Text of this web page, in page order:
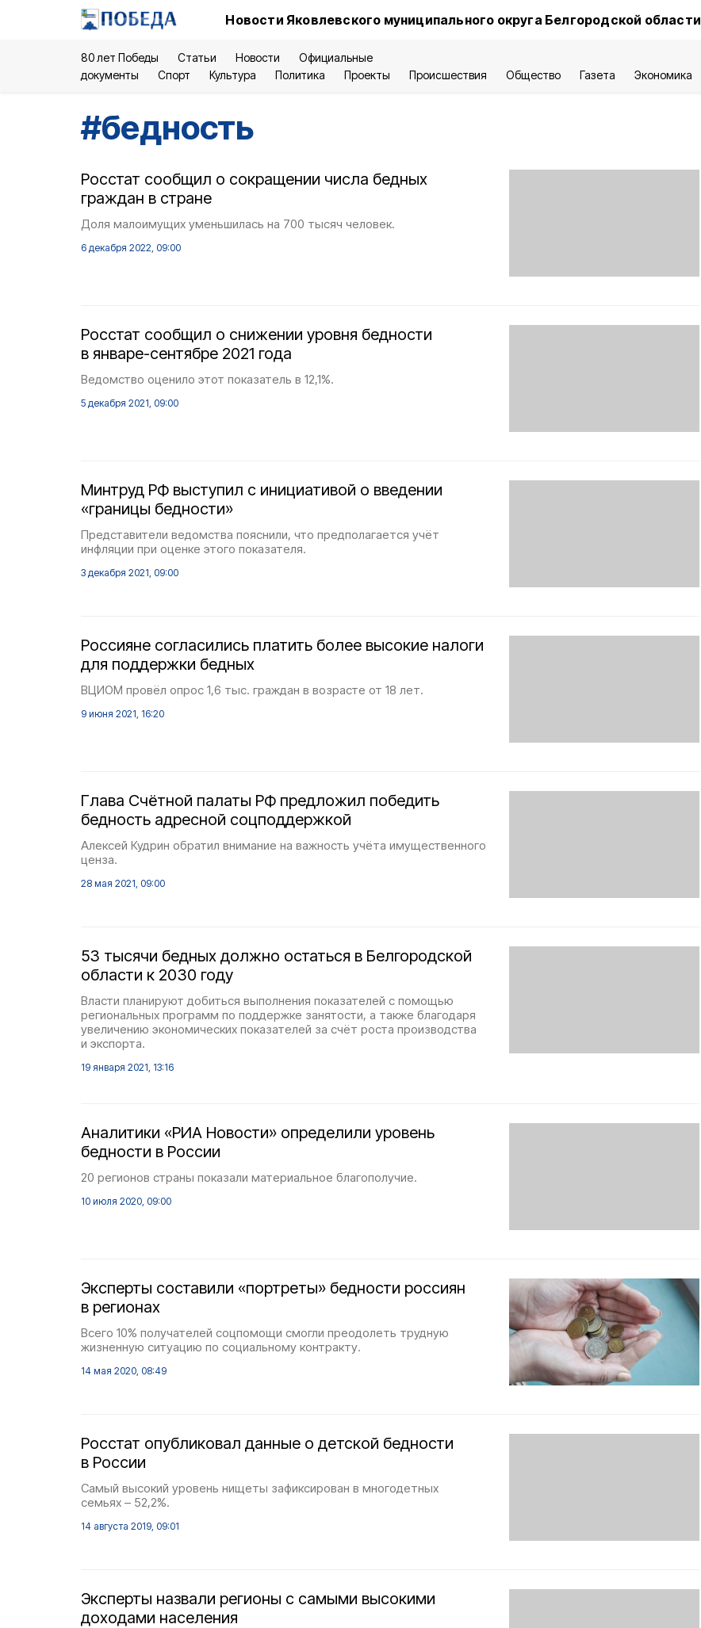
Новости Яковлевского муниципального округа Белгородской области
80 лет Победы Статьи Новости
Официальные
документы
Спорт Культура Политика Проекты Происшествия Общество Газета Экономика
#бедность
Росстат сообщил о сокращении числа бедных
граждан в стране
Доля малоимущих уменьшилась на 700 тысяч человек.
6 декабря 2022, 09:00
Росстат сообщил о снижении уровня бедности
в январе-сентябре 2021 года
Ведомство оценило этот показатель в 12,1%.
5 декабря 2021, 09:00
Минтруд РФ выступил с инициативой о введении
«границы бедности»
Представители ведомства пояснили, что предполагается учёт
инфляции при оценке этого показателя.
3 декабря 2021, 09:00
Россияне согласились платить более высокие налоги
для поддержки бедных
ВЦИОМ провёл опрос 1,6 тыс. граждан в возрасте от 18 лет.
9 июня 2021, 16:20
Глава Счётной палаты РФ предложил победить
бедность адресной соцподдержкой
Алексей Кудрин обратил внимание на важность учёта имущественного
ценза.
28 мая 2021, 09:00
53 тысячи бедных должно остаться в Белгородской
области к 2030 году
Власти планируют добиться выполнения показателей с помощью
региональных программ по поддержке занятости, а также благодаря
увеличению экономических показателей за счёт роста производства
и экспорта.
19 января 2021, 13:16
Аналитики «РИА Новости» определили уровень
бедности в России
20 регионов страны показали материальное благополучие.
10 июля 2020, 09:00
Эксперты составили «портреты» бедности россиян
в регионах
Всего 10% получателей соцпомощи смогли преодолеть трудную
жизненную ситуацию по социальному контракту.
14 мая 2020, 08:49
Росстат опубликовал данные о детской бедности
в России
Самый высокий уровень нищеты зафиксирован в многодетных
семьях – 52,2%.
14 августа 2019, 09:01
Эксперты назвали регионы с самыми высокими
доходами населения